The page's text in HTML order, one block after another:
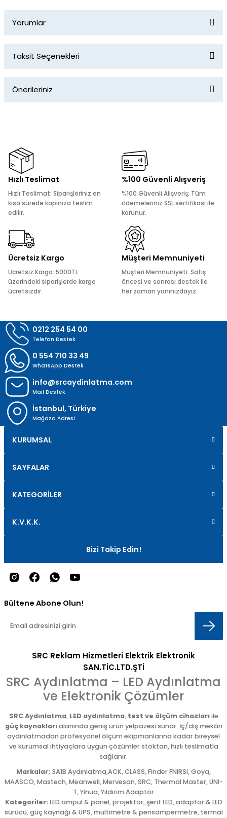
Yorumlar
Taksit Seçenekleri
Önerileriniz
kullanarak tarafımıza iletebilirsiniz.
Görüş ve önerileriniz için teşekkür ederiz.
Ürün resmi kalitesiz, bozuk veya görüntülenemiyor.
Ürün bilgilerinde hatalar bulunuyor.
Ürün fiyatı diğer sitelerden daha pahalı.
Bu ürüne benzer farklı alternatifler olmalı.
Hızlı Teslimat
Hızlı Teslimat: Siparişleriniz en
kısa sürede kapınıza teslim
edilir.
%100 Güvenli Alışveriş
%100 Güvenli Alışveriş: Tüm
ödemeleriniz SSL sertifikası ile
korunur.
Ücretsiz Kargo
Ücretsiz Kargo: 5000TL
üzerindeki siparişlerde kargo
ücretsizdir.
Müşteri Memnuniyeti
Müşteri Memnuniyeti: Satış
öncesi ve sonrası destek ile
her zaman yanınızdayız.
0212 254 54 00
Telefon Destek
0 554 710 33 49
WhatsApp Destek
info@srcaydinlatma.com
Mail Destek
İstanbul, Türkiye
Mağaza Adresi
KURUMSAL
SAYFALAR
KATEGORİLER
K.V.K.K.
Bizi Takip Edin!
Bültene Abone Olun!
SRC Reklam Hizmetleri Elektrik Elektronik
SAN.TİC.LTD.ŞTİ
SRC Aydınlatma – LED Aydınlatma
ve Elektronik Çözümler
SRC Aydınlatma, LED aydınlatma, test ve ölçüm cihazlarıile
güç kaynaklarıalanında geniş ürün yelpazesi sunar. İç/dış mekân
aydınlatmadan profesyonel ölçüm ekipmanlarına kadar bireysel
ve kurumsal ihtiyaçlara uygun çözümler stoktan, hızlı teslimatla
sağlanır.
Markalar: 3A1B Aydınlatma,ACK, CLASS, Finder FNIRSI, Goya,
MAASCO, Mastech, Meanwell, Mervesan, SRC, Thermal Master, UNI-
T, Yihua, Yıldırım Adaptör
Kategoriler: LED ampul & panel, projektör, şerit LED, adaptör & LED
sürücü, güç kaynağı & UPS, multimetre & pensampermetre, termal